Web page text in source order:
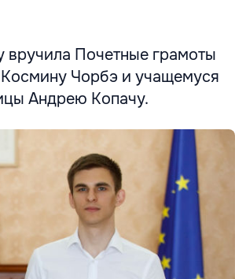
Почетные грамоты
Космину Чорбэ и учащемуся
Андрею Копачу.